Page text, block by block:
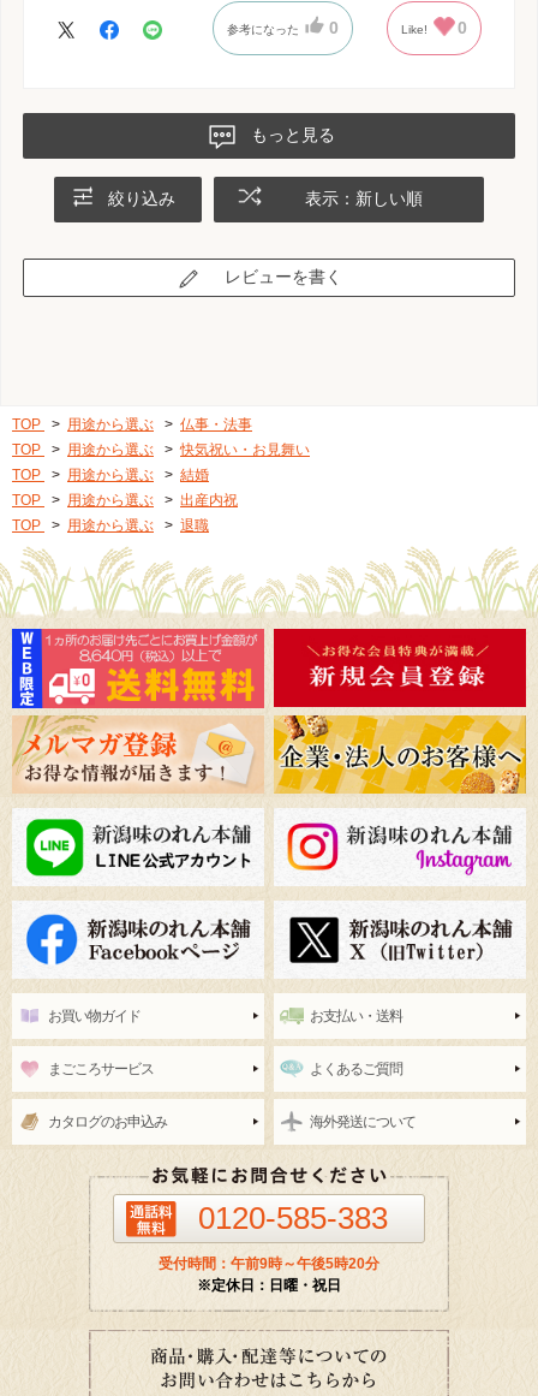
参考になった 0 Like! 0
もっと見る
絞り込み 表示：新しい順
レビューを書く
TOP > 用途から選ぶ > 仏事・法事
TOP
> 用途から選ぶ > 快気祝い・お見舞い
TOP
> 用途から選ぶ > 結婚
TOP
> 用途から選ぶ > 出産内祝
TOP
> 用途から選ぶ > 退職
お買い物ガイド お支払い・送料
まごころサービス よくあるご質問
カタログのお申込み 海外発送について
0120-585-383
受付時間：午前9時～午後5時20分
※定休日：日曜・祝日